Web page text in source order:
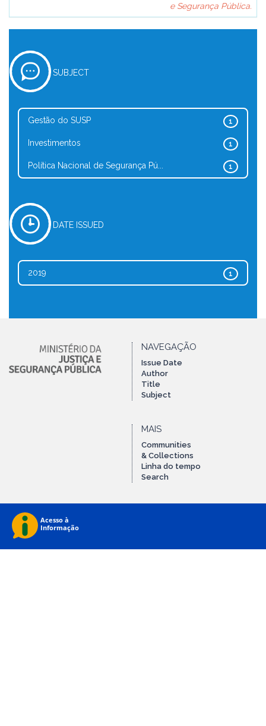
e Segurança Pública.
SUBJECT
1
Gestão do SUSP
1
Investimentos
1
Política Nacional de Segurança Pú...
DATE ISSUED
1
2019
NAVEGAÇÃO
Issue Date
Author
Title
Subject
MAIS
Communities
& Collections
Linha do tempo
Search